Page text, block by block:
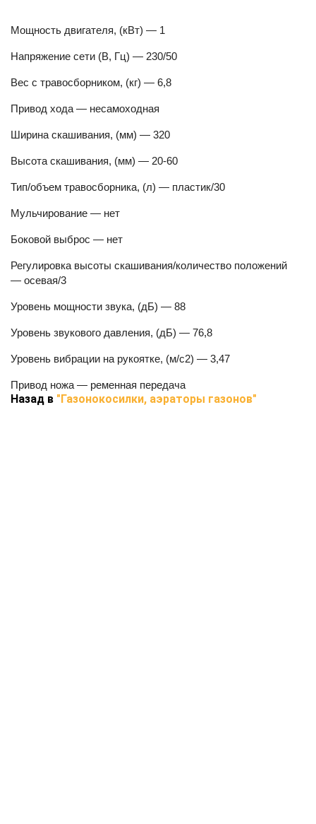
Мощность двигателя, (кВт) — 1
Напряжение сети (В, Гц) — 230/50
Вес c травосборником, (кг) — 6,8
Привод хода — несамоходная
Ширина скашивания, (мм) — 320
Высота скашивания, (мм) — 20-60
Тип/объем травосборника, (л) — пластик/30
Мульчирование — нет
Боковой выброс — нет
Регулировка высоты скашивания/количество положений
— осевая/3
Уровень мощности звука, (дБ) — 88
Уровень звукового давления, (дБ) — 76,8
Уровень вибрации на рукоятке, (м/с2) — 3,47
Привод ножа — ременная передача
Назад в "Газонокосилки, аэраторы газонов"